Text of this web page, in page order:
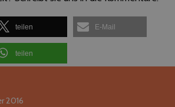
teilen E-Mail
teilen
2016